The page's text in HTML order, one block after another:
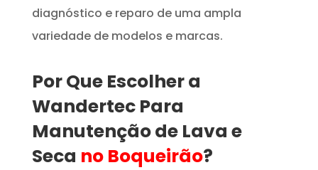
diagnóstico e reparo de uma ampla
variedade de modelos e marcas.
Por Que Escolher a
Wandertec Para
Manutenção de Lava e
Seca no Boqueirão?